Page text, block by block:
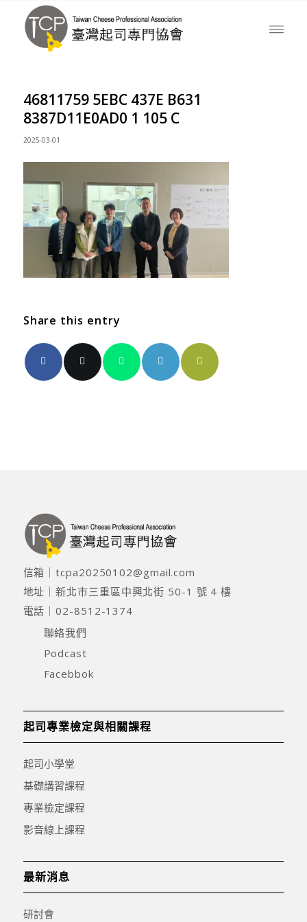
46811759 5EBC 437E B631
8387D11E0AD0 1 105 C
2025-03-01
Share this entry
信箱｜tcpa20250102@gmail.com
地址｜新北市三重區中興北街 50-1 號 4 樓
電話｜02-8512-1374
聯絡我們
Podcast
Facebbok
起司專業檢定與相關課程
起司小學堂
基礎講習課程
專業檢定課程
影音線上課程
最新消息
研討會